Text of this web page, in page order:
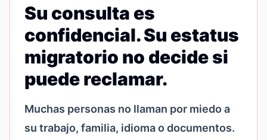
Su consulta es
confidencial. Su estatus
migratorio no decide si
puede reclamar.
Muchas personas no llaman por miedo a
su trabajo, familia, idioma o documentos.